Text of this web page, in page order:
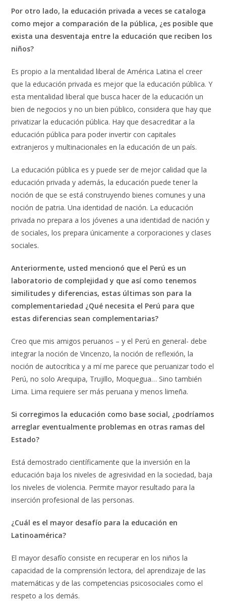
Por otro lado, la educación privada a veces se cataloga
como mejor a comparación de la pública, ¿es posible que
exista una desventaja entre la educación que reciben los
niños?
Es propio a la mentalidad liberal de América Latina el creer
que la educación privada es mejor que la educación pública. Y
esta mentalidad liberal que busca hacer de la educación un
bien de negocios y no un bien público, considera que hay que
privatizar la educación pública. Hay que desacreditar a la
educación pública para poder invertir con capitales
extranjeros y multinacionales en la educación de un país.
La educación pública es y puede ser de mejor calidad que la
educación privada y además, la educación puede tener la
noción de que se está construyendo bienes comunes y una
noción de patria. Una identidad de nación. La educación
privada no prepara a los jóvenes a una identidad de nación y
de sociales, los prepara únicamente a corporaciones y clases
sociales.
Anteriormente, usted mencionó que el Perú es un
laboratorio de complejidad y que así como tenemos
similitudes y diferencias, estas últimas son para la
complementariedad ¿Qué necesita el Perú para que
estas diferencias sean complementarias?
Creo que mis amigos peruanos – y el Perú en general- debe
integrar la noción de Vincenzo, la noción de reflexión, la
noción de autocrítica y a mí me parece que peruanizar todo el
Perú, no solo Arequipa, Trujillo, Moquegua… Sino también
Lima. Lima requiere ser más peruana y menos limeña.
Si corregimos la educación como base social, ¿podríamos
arreglar eventualmente problemas en otras ramas del
Estado?
Está demostrado científicamente que la inversión en la
educación baja los niveles de agresividad en la sociedad, baja
los niveles de violencia. Permite mayor resultado para la
inserción profesional de las personas.
¿Cuál es el mayor desafío para la educación en
Latinoamérica?
El mayor desafío consiste en recuperar en los niños la
capacidad de la comprensión lectora, del aprendizaje de las
matemáticas y de las competencias psicosociales como el
respeto a los demás.